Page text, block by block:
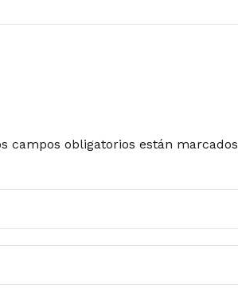
campos obligatorios están marcados